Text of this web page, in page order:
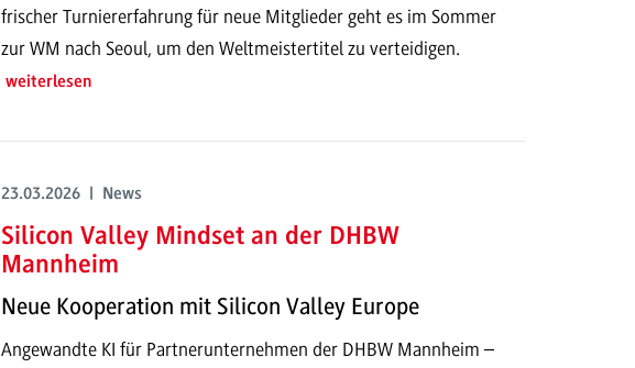
frischer Turniererfahrung für neue Mitglieder geht es im Sommer
zur WM nach Seoul, um den Weltmeistertitel zu verteidigen.
weiterlesen
23.03.2026 | News
Silicon Valley Mindset an der DHBW
Mannheim
Neue Kooperation mit Silicon Valley Europe
Angewandte KI für Partnerunternehmen der DHBW Mannheim –